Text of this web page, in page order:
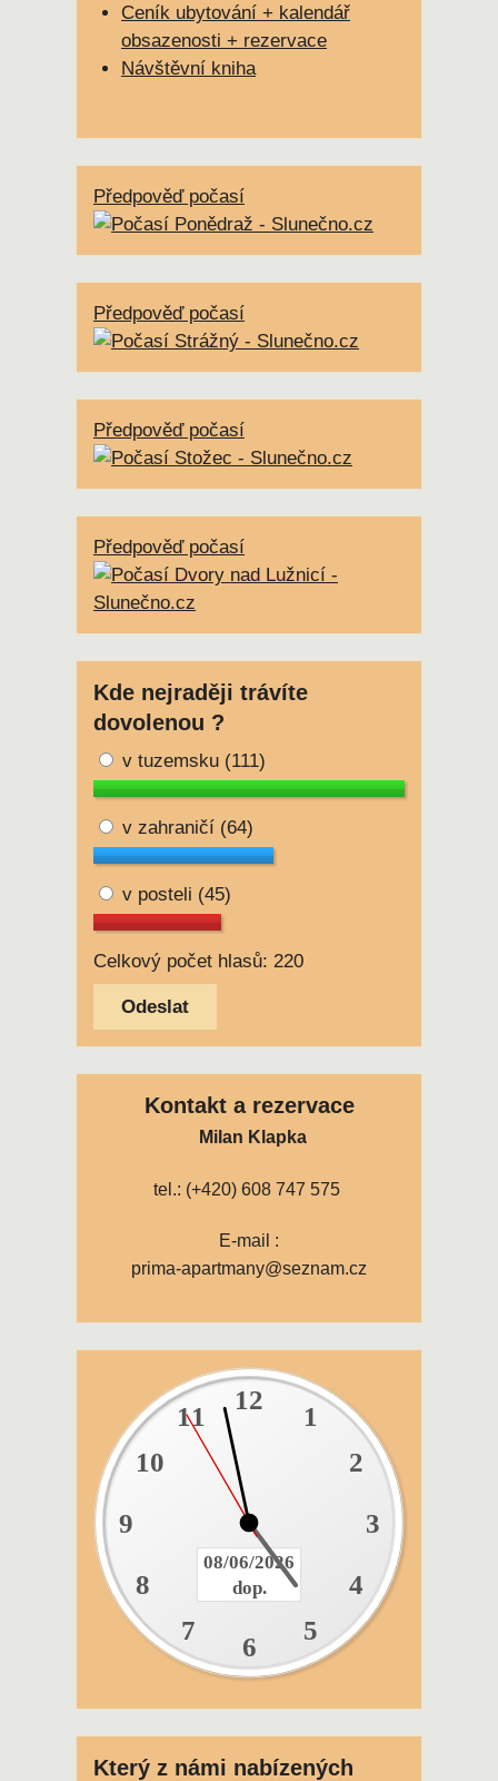
Ceník ubytování + kalendář
obsazenosti + rezervace
Návštěvní kniha
Předpověď počasí
Předpověď počasí
Předpověď počasí
Předpověď počasí
Kde nejraději trávíte
dovolenou ?
v tuzemsku (111)
v zahraničí (64)
v posteli (45)
Celkový počet hlasů: 220
Kontakt a rezervace
Milan Klapka
tel.: (+420) 608 747 575
E-mail :
prima-apartmany@seznam.cz
1
2
3
4
5
6
7
8
9
10
11
12
08/06/2026
dop.
Který z námi nabízených